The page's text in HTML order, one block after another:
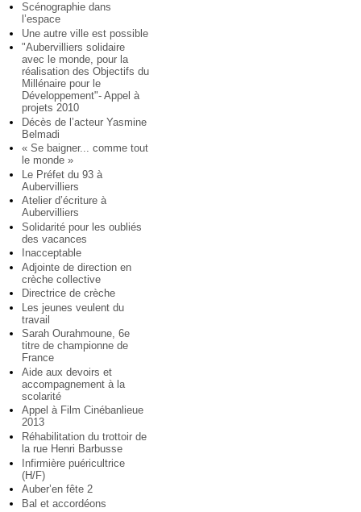
Scénographie dans
l’espace
Une autre ville est possible
"Aubervilliers solidaire
avec le monde, pour la
réalisation des Objectifs du
Millénaire pour le
Développement"- Appel à
projets 2010
Décès de l’acteur Yasmine
Belmadi
« Se baigner... comme tout
le monde »
Le Préfet du 93 à
Aubervilliers
Atelier d’écriture à
Aubervilliers
Solidarité pour les oubliés
des vacances
Inacceptable
Adjointe de direction en
crèche collective
Directrice de crèche
Les jeunes veulent du
travail
Sarah Ourahmoune, 6e
titre de championne de
France
Aide aux devoirs et
accompagnement à la
scolarité
Appel à Film Cinébanlieue
2013
Réhabilitation du trottoir de
la rue Henri Barbusse
Infirmière puéricultrice
(H/F)
Auber’en fête 2
Bal et accordéons